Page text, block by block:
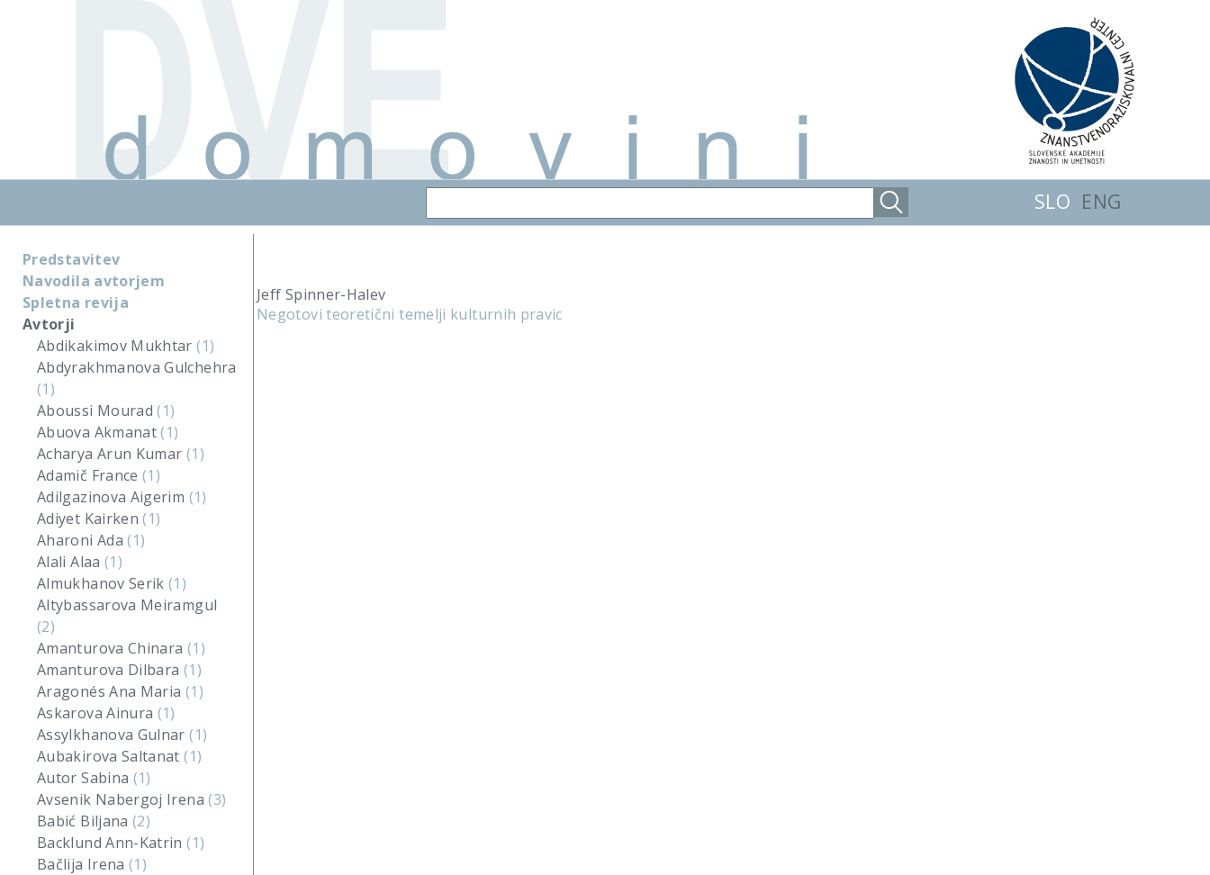
SLO ENG
Predstavitev
Navodila avtorjem
Spletna revija
Avtorji
Abdikakimov Mukhtar(1)
Abdyrakhmanova Gulchehra
(1)
Aboussi Mourad(1)
Abuova Akmanat(1)
Acharya Arun Kumar (1)
Adamič France(1)
Adilgazinova Aigerim (1)
Adiyet Kairken(1)
Aharoni Ada(1)
Alali Alaa (1)
Almukhanov Serik(1)
Altybassarova Meiramgul
(2)
Amanturova Chinara (1)
Amanturova Dilbara (1)
Aragonés Ana Maria (1)
Askarova Ainura (1)
Assylkhanova Gulnar(1)
Aubakirova Saltanat(1)
Autor Sabina (1)
Avsenik Nabergoj Irena(3)
Babić Biljana(2)
Backlund Ann-Katrin(1)
Bačlija Irena(1)
Jeff Spinner-Halev
Negotovi teoretični temelji kulturnih pravic